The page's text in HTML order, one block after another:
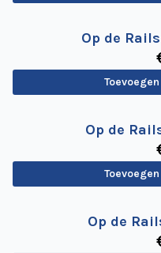
Op de
Op de
Op de